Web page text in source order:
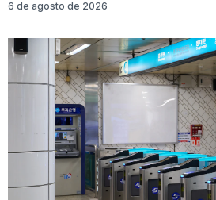
6 de agosto de 2026